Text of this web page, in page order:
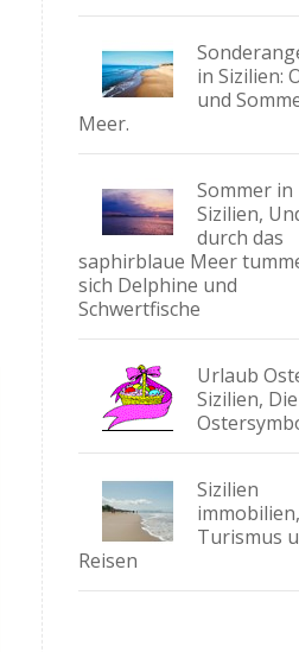
in Sizilien:
und
Meer.
Sommer in
Sizilien,
durch das
saphirblaue Meer
sich Delphine und
Schwertfische
Urlaub
Sizilien, Die
Sizilien
immobilien,
Turismus
Reisen